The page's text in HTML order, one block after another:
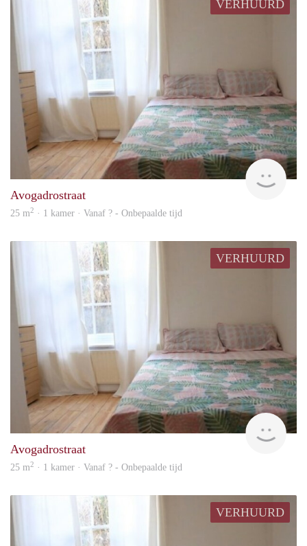
VERHUURD
rent
Avogadrostraat
25 m2 · 1 kamer · Vanaf ? - Onbepaalde tijd
VERHUURD
rent
Avogadrostraat
25 m2 · 1 kamer · Vanaf ? - Onbepaalde tijd
VERHUURD